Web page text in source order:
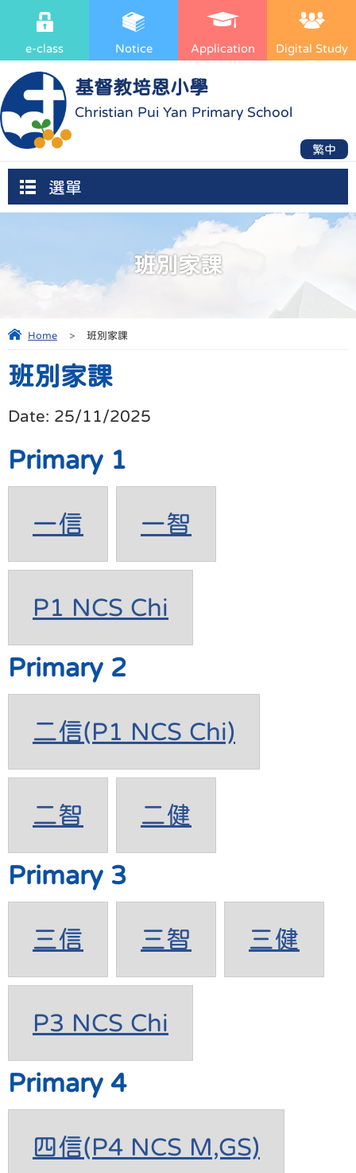
基督教培恩小學
Christian Pui Yan Primary School
e-class Notice Application Digital Study
繁中
選單
班別家課
Home > 班別家課
班別家課
Date: 25/11/2025
Primary 1
一信 一智
P1 NCS Chi
Primary 2
二信(P1 NCS Chi)
二智 二健
Primary 3
三信 三智 三健
P3 NCS Chi
Primary 4
四信(P4 NCS M,GS)